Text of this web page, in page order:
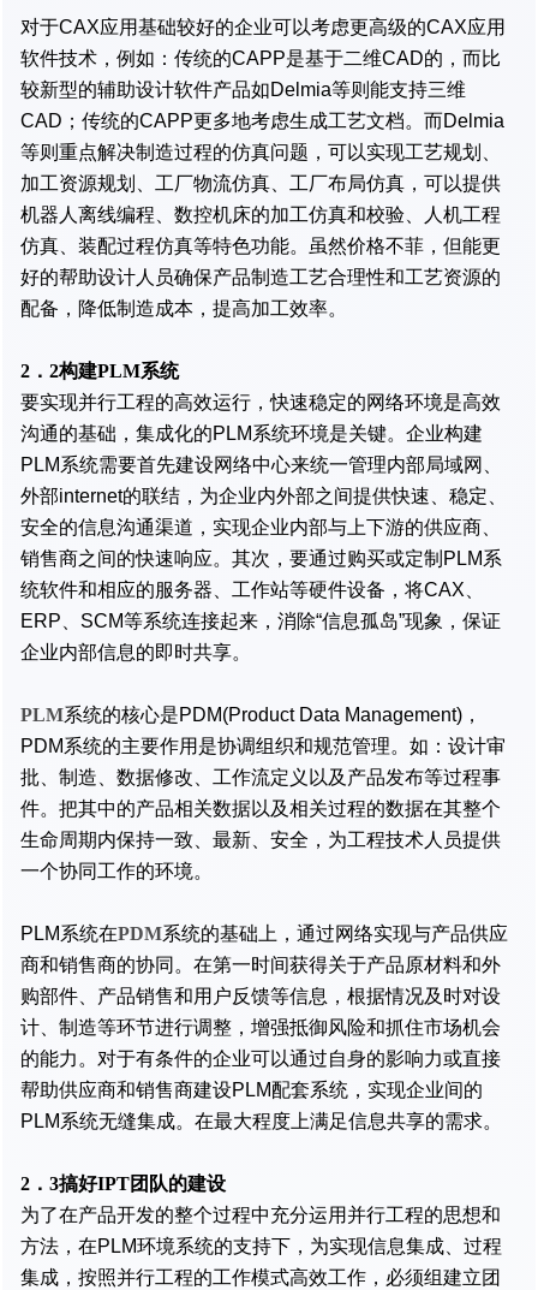
对于CAX应用基础较好的企业可以考虑更高级的CAX应用
软件技术，例如：传统的CAPP是基于二维CAD的，而比
较新型的辅助设计软件产品如Delmia等则能支持三维
CAD；传统的CAPP更多地考虑生成工艺文档。而Delmia
等则重点解决制造过程的仿真问题，可以实现工艺规划、
加工资源规划、工厂物流仿真、工厂布局仿真，可以提供
机器人离线编程、数控机床的加工仿真和校验、人机工程
仿真、装配过程仿真等特色功能。虽然价格不菲，但能更
好的帮助设计人员确保产品制造工艺合理性和工艺资源的
配备，降低制造成本，提高加工效率。
2．2构建PLM系统
要实现并行工程的高效运行，快速稳定的网络环境是高效
沟通的基础，集成化的PLM系统环境是关键。企业构建
PLM系统需要首先建设网络中心来统一管理内部局域网、
外部internet的联结，为企业内外部之间提供快速、稳定、
安全的信息沟通渠道，实现企业内部与上下游的供应商、
销售商之间的快速响应。其次，要通过购买或定制PLM系
统软件和相应的服务器、工作站等硬件设备，将CAX、
ERP、SCM等系统连接起来，消除“信息孤岛”现象，保证
企业内部信息的即时共享。
PLM系统的核心是PDM(Product Data Management)，
PDM系统的主要作用是协调组织和规范管理。如：设计审
批、制造、数据修改、工作流定义以及产品发布等过程事
件。把其中的产品相关数据以及相关过程的数据在其整个
生命周期内保持一致、最新、安全，为工程技术人员提供
一个协同工作的环境。
PLM系统在PDM系统的基础上，通过网络实现与产品供应
商和销售商的协同。在第一时间获得关于产品原材料和外
购部件、产品销售和用户反馈等信息，根据情况及时对设
计、制造等环节进行调整，增强抵御风险和抓住市场机会
的能力。对于有条件的企业可以通过自身的影响力或直接
帮助供应商和销售商建设PLM配套系统，实现企业间的
PLM系统无缝集成。在最大程度上满足信息共享的需求。
2．3搞好IPT团队的建设
为了在产品开发的整个过程中充分运用并行工程的思想和
方法，在PLM环境系统的支持下，为实现信息集成、过程
集成，按照并行工程的工作模式高效工作，必须组建立团